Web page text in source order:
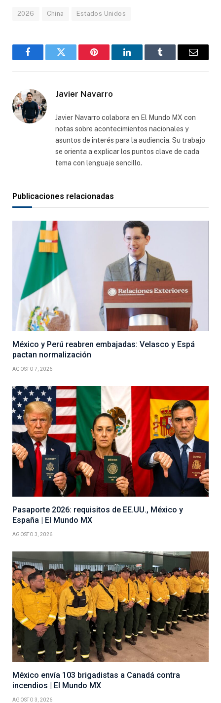
2026 China Estados Unidos
FacebookGorjeo Pinterest LinkedInTumblr
Correo
Javier Navarro
Javier Navarro colabora en El Mundo MX con
notas sobre acontecimientos nacionales y
asuntos de interés para la audiencia. Su trabajo
se orienta a explicar los puntos clave de cada
tema con lenguaje sencillo.
Publicaciones relacionadas
México y Perú reabren embajadas: Velasco y Espá
pactan normalización
AGOSTO 7, 2026
Pasaporte 2026: requisitos de EE.UU., México y
España | El Mundo MX
AGOSTO 3, 2026
México envía 103 brigadistas a Canadá contra
incendios | El Mundo MX
AGOSTO 3, 2026